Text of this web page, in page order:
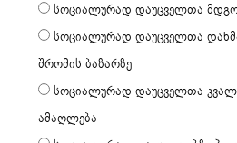
სოციალურად დაუცველთა
სოციალურად დაუცველთა
შრომის ბაზარზე
სოციალურად დაუცველთა
ამაღლება